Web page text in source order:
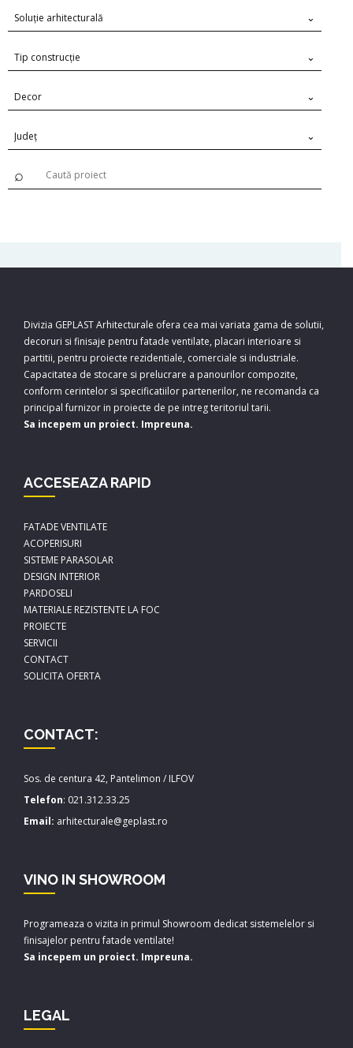
Soluție arhitecturală
Tip construcție
Decor
Județ
Divizia GEPLAST Arhitecturale ofera cea mai variata gama de solutii,
decoruri si finisaje pentru fatade ventilate, placari interioare si
partitii, pentru proiecte rezidentiale, comerciale si industriale.
Capacitatea de stocare si prelucrare a panourilor compozite,
conform cerintelor si specificatiilor partenerilor, ne recomanda ca
principal furnizor in proiecte de pe intreg teritoriul tarii.
Sa incepem un proiect. Impreuna.
ACCESEAZA RAPID
FATADE VENTILATE
ACOPERISURI
SISTEME PARASOLAR
DESIGN INTERIOR
PARDOSELI
MATERIALE REZISTENTE LA FOC
PROIECTE
SERVICII
CONTACT
SOLICITA OFERTA
CONTACT:
Sos. de centura 42, Pantelimon / ILFOV
Telefon: 021.312.33.25
Email: arhitecturale@geplast.ro
VINO IN SHOWROOM
Programeaza o vizita in primul Showroom dedicat sistemelelor si
finisajelor pentru fatade ventilate!
Sa incepem un proiect. Impreuna.
LEGAL